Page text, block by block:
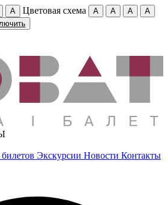
A Цветовая схема A A A
A
Экскурсии Новости Контакты